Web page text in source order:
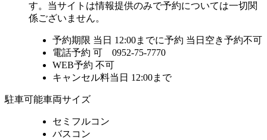
す。当サイトは情報提供のみで予約については一切関
係ございません。
予約期限 当日 12:00までに予約 当日空き予約不可
電話予約 可 0952-75-7770
WEB予約 不可
キャンセル料当日 12:00まで
駐車可能車両サイズ
セミフルコン
バスコン